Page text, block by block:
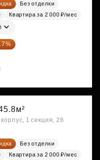
Без отделки
Квартира за 2 000 ₽/мес
1 секция, 26
Без отделки
Квартира за 2 000 ₽/мес